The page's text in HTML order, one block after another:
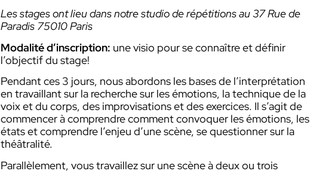
Les stages ont lieu dans notre studio de répétitions au 37 Rue de
Paradis 75010 Paris
Modalité d’inscription: une visio pour se connaître et définir
l’objectif du stage!
Pendant ces 3 jours, nous abordons les bases de l’interprétation
en travaillant sur la recherche sur les émotions, la technique de la
voix et du corps, des improvisations et des exercices. Il s’agit de
commencer à comprendre comment convoquer les émotions, les
états et comprendre l’enjeu d’une scène, se questionner sur la
théâtralité.
Parallèlement, vous travaillez sur une scène à deux ou trois